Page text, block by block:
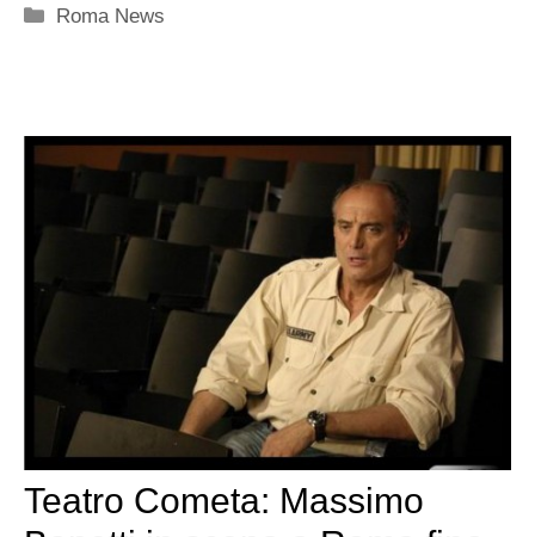
Categorie
Roma News
Teatro Cometa: Massimo